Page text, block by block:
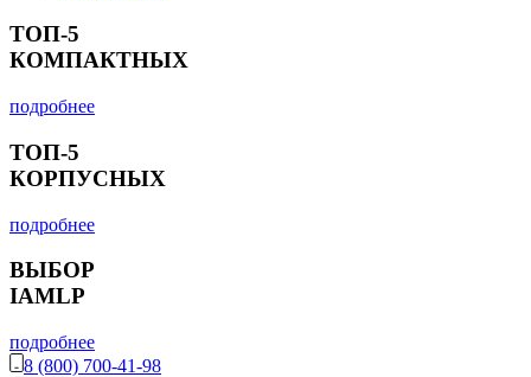
ТОП-5
КОМПАКТНЫХ
подробнее
ТОП-5
КОРПУСНЫХ
подробнее
ВЫБОР
IAMLP
подробнее
8 (800) 700-41-98